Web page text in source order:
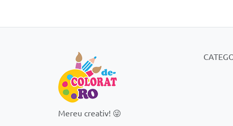
Mereu creativ! 😜